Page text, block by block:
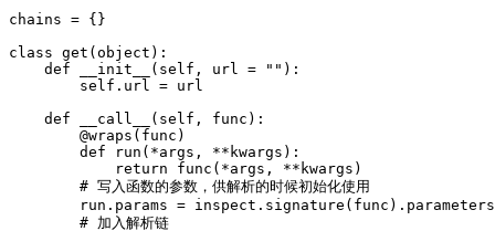
chains = {}
class get ( object ):
def
__init__ ( self , url = "" ):
self . url = url
def
__call__ ( self , func ):
@wraps ( func )
def
run ( *args , ** kwargs ):
return
func ( *args , ** kwargs )
run . params = inspect . signature ( func ). parameters